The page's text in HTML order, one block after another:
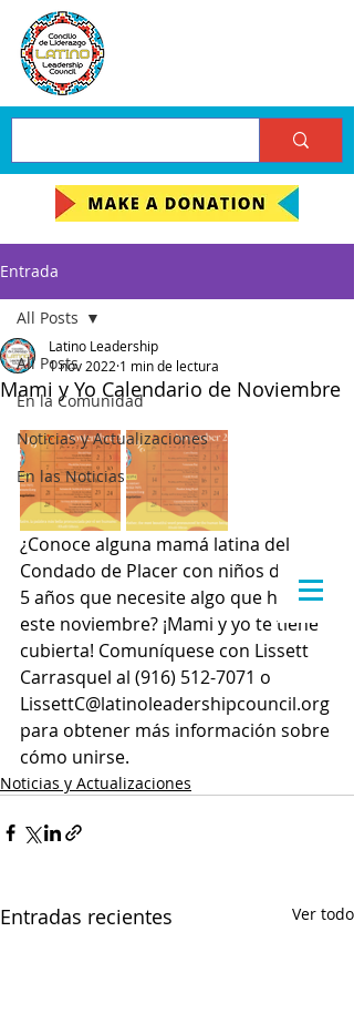
Entrada
All Posts
En la Comunidad
Noticias y Actualizaciones
En las Noticias
All Posts
Mami y Yo Calendario de Noviembre
Latino Leadership
1 nov 2022 1 min de lectura
¿Conoce alguna mamá latina del
Condado de Placer con niños de 0 a
5 años que necesite algo que hacer
este noviembre? ¡Mami y yo te tiene
cubierta! Comuníquese con Lissett
Carrasquel al (916) 512-7071 o
LissettC@latinoleadershipcouncil.org
para obtener más información sobre
cómo unirse.
Noticias y Actualizaciones
Entradas recientes Ver todo